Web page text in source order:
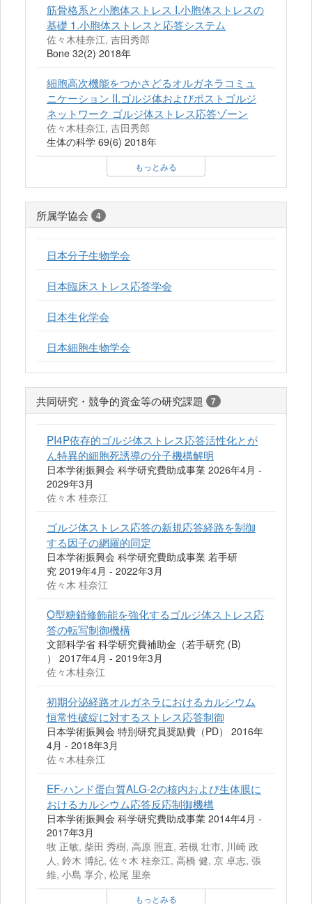
筋骨格系と小胞体ストレス I.小胞体ストレスの
基礎 1.小胞体ストレスと応答システム
佐々木桂奈江, 吉田秀郎
Bone 32(2) 2018年
細胞高次機能をつかさどるオルガネラコミュ
ニケーション II.ゴルジ体およびポストゴルジ
ネットワーク ゴルジ体ストレス応答ゾーン
佐々木桂奈江, 吉田秀郎
生体の科学 69(6) 2018年
もっとみる
所属学協会 4
日本分子生物学会
日本臨床ストレス応答学会
日本生化学会
日本細胞生物学会
共同研究・競争的資金等の研究課題 7
PI4P依存的ゴルジ体ストレス応答活性化とが
ん特異的細胞死誘導の分子機構解明
日本学術振興会 科学研究費助成事業 2026年4月 -
2029年3月
佐々木 桂奈江
ゴルジ体ストレス応答の新規応答経路を制御
する因子の網羅的同定
日本学術振興会 科学研究費助成事業 若手研
究 2019年4月 - 2022年3月
佐々木 桂奈江
O型糖鎖修飾能を強化するゴルジ体ストレス応
答の転写制御機構
文部科学省 科学研究費補助金（若手研究 (B)
） 2017年4月 - 2019年3月
佐々木桂奈江
初期分泌経路オルガネラにおけるカルシウム
恒常性破綻に対するストレス応答制御
日本学術振興会 特別研究員奨励費（PD） 2016年
4月 - 2018年3月
佐々木桂奈江
EF-ハンド蛋白質ALG-2の核内および生体膜に
おけるカルシウム応答反応制御機構
日本学術振興会 科学研究費助成事業 2014年4月 -
2017年3月
牧 正敏, 柴田 秀樹, 高原 照直, 若槻 壮市, 川崎 政
人, 鈴木 博紀, 佐々木 桂奈江, 高橋 健, 京 卓志, 張
維, 小島 享介, 松尾 里奈
もっとみる